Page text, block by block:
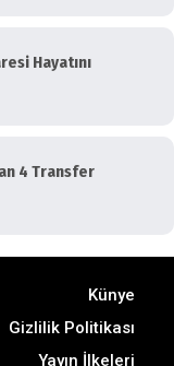
Hayatını
4 Transfer
Künye
Gizlilik Politikası
Yayın İlkeleri